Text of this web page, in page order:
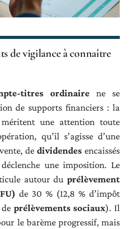
de vigilance à connaître
titres ordinaire ne se
de supports financiers : la
méritent une attention toute
qu’il s’agisse d’une
de dividendesencaissés
une imposition. Le
autour du prélèvement
de 30 % (12,8 % d’impôt
prélèvements sociaux). Il
le barème progressif, mais